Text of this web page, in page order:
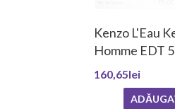
Kenzo L'Eau
Homme EDT
160,65lei